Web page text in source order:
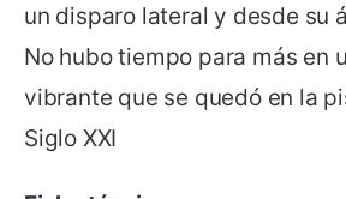
un disparo lateral y desde su
No hubo tiempo para más en
vibrante que se quedó en la
Siglo XXI